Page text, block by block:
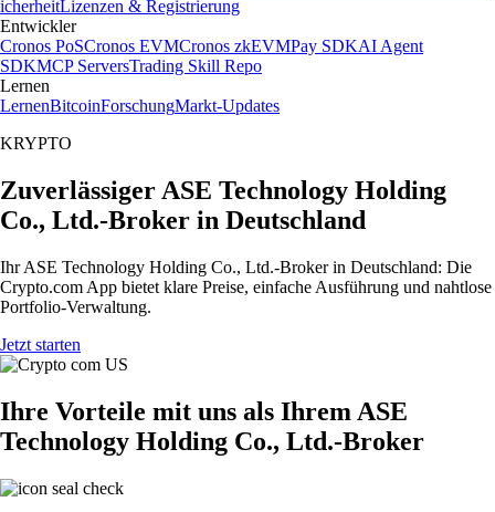
icherheitLizenzen & Registrierung
Entwickler
Cronos PoSCronos EVMCronos zkEVMPay SDKAI Agent
SDKMCP ServersTrading Skill Repo
Lernen
LernenBitcoinForschungMarkt-Updates
KRYPTO
Zuverlässiger ASE Technology Holding
Co., Ltd.-Broker in Deutschland
Ihr ASE Technology Holding Co., Ltd.-Broker in Deutschland: Die
Crypto.com App bietet klare Preise, einfache Ausführung und nahtlose
Portfolio-Verwaltung.
Jetzt starten
Ihre Vorteile mit uns als Ihrem ASE
Technology Holding Co., Ltd.-Broker